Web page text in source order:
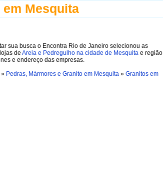
Mesquita
sua busca o Encontra Rio de Janeiro selecionou as
de Areia e Pedregulho na cidade de Mesquita e região,
e endereço das empresas.
» Pedras, Mármores e Granito em Mesquita » Granitos em